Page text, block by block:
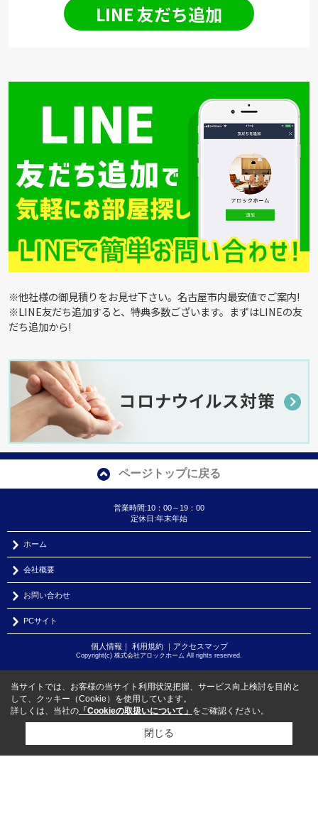
LINE 友だち追加
※他社様の御見積りをお見せ下さい。名古屋市内最安値でご案内!
※LINE友だち追加すると、特典多数ございます。まずはLINEの友
だち追加から!
ページトップに戻る
営業時間:10：00～19：00
定休日:年末年始
ホーム
会社概要
お問い合わせ
PCサイト
個人情報 ｜ 利用規約｜ アクセスマップ
Copyright(c) 株式会社アロックホーム All rights reserved.
当サイトでは、お客様の当サイト利用状況把握、サービス向上検討を目的と
して、クッキー（Cookie）を使用しています。
詳しくは、当社の 「Cookieの取扱いについて」 をご確認ください。
閉じる